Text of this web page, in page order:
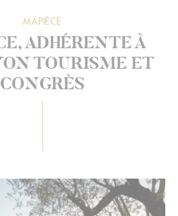
MAPIÈCE
ADHÉRENTE À
TOURISME ET